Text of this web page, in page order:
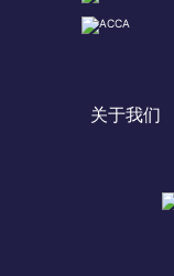
关于我们